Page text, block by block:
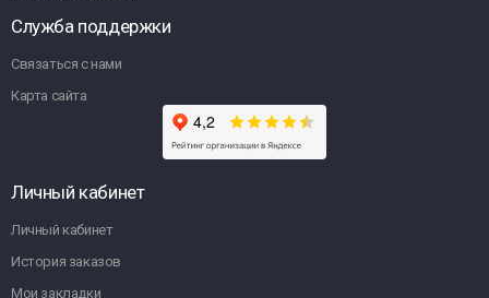
Служба поддержки
Связаться с нами
Карта сайта
Личный кабинет
Личный кабинет
История заказов
Мои закладки